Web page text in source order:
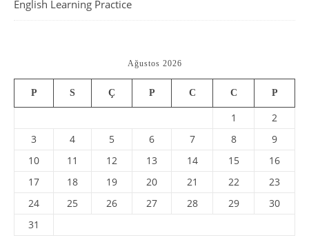
English Learning Practice
Ağustos 2026
P S Ç P C C P
1
2
3
4 5 6 7 8
9
10
11 12 13 14 15
16
17
18 19 20 21 22
23
24
25 26 27 28 29
30
31